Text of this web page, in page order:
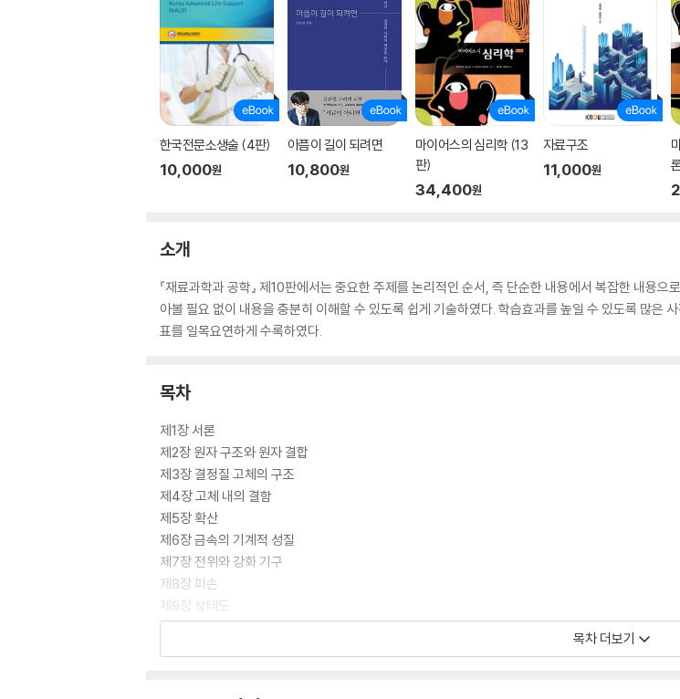
한국전문소생술 (4판)
10,000원
아픔이 길이 되려면
10,800원
마이어스의 심리학 (13
판)
34,400원
자료구조
11,000원
소개
『재료과학과 공학』 제10판에서는 중요한 주제를 논리적인 순서, 즉 단순한 내용에서 복잡한 내용
아볼 필요 없이 내용을 충분히 이해할 수 있도록 쉽게 기술하였다. 학습효과를 높일 수 있도록 많은
표를 일목요연하게 수록하였다.
목차
제1장 서론
제2장 원자 구조와 원자 결합
제3장 결정질 고체의 구조
제4장 고체 내의 결함
제5장 확산
제6장 금속의 기계적 성질
제7장 전위와 강화 기구
제8장 파손
제9장 상태도
제10장 상변태 : 미세조직의 전개 및 기계적 성질의 변화
목차 더보기